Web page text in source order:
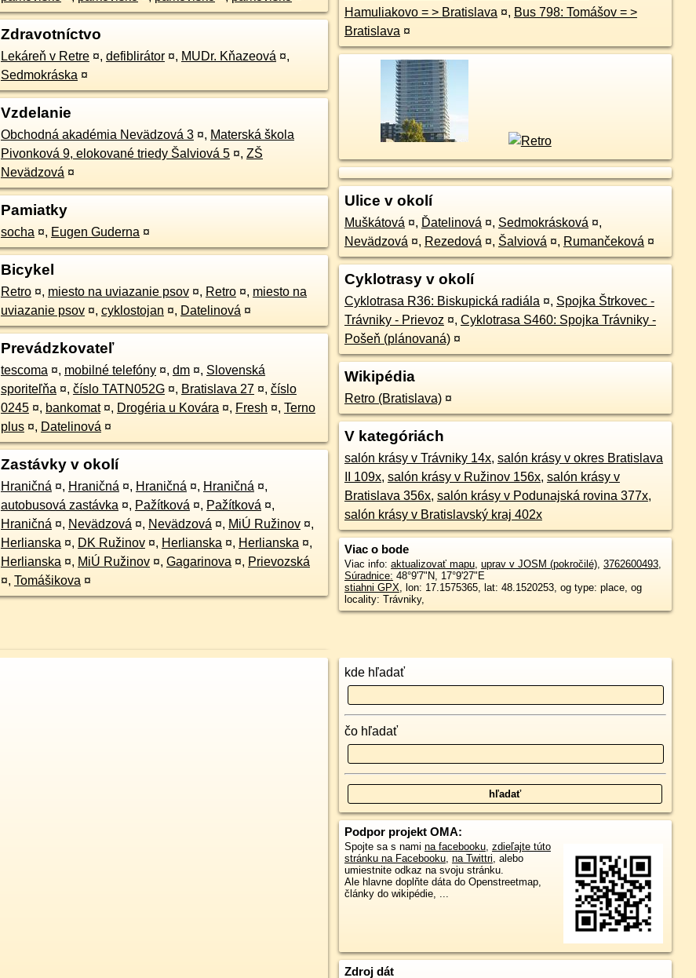
Zdravotníctvo
Lekáreň v Retre ¤, defiblirátor ¤, MUDr. Kňazeová ¤,
Sedmokráska ¤
Vzdelanie
Obchodná akadémia Nevädzová 3 ¤, Materská škola
Pivonková 9, elokované triedy Šalviová 5 ¤, ZŠ
Nevädzová ¤
Pamiatky
socha ¤, Eugen Guderna ¤
Bicykel
Retro ¤, miesto na uviazanie psov ¤, Retro ¤, miesto na
uviazanie psov ¤, cyklostojan ¤, Datelinová ¤
Prevádzkovateľ
tescoma ¤, mobilné telefóny ¤, dm ¤, Slovenská
sporiteľňa ¤, číslo TATN052G ¤, Bratislava 27 ¤, číslo
0245 ¤, bankomat ¤, Drogéria u Kovára ¤, Fresh ¤, Terno
plus ¤, Datelinová ¤
Zastávky v okolí
Hraničná ¤, Hraničná ¤, Hraničná ¤, Hraničná ¤,
autobusová zastávka ¤, Pažítková ¤, Pažítková ¤,
Hraničná ¤, Nevädzová ¤, Nevädzová ¤, MiÚ Ružinov ¤,
Herlianska ¤, DK Ružinov ¤, Herlianska ¤, Herlianska ¤,
Herlianska ¤, MiÚ Ružinov ¤, Gagarinova ¤, Prievozská
¤, Tomášikova ¤
Hamuliakovo = > Bratislava ¤, Bus 798: Tomášov = >
Bratislava ¤
Ulice v okolí
Muškátová ¤, Ďatelinová ¤, Sedmokrásková ¤,
Nevädzová ¤, Rezedová ¤, Šalviová ¤, Rumančeková ¤
Cyklotrasy v okolí
Cyklotrasa R36: Biskupická radiála ¤, Spojka Štrkovec -
Trávniky - Prievoz ¤, Cyklotrasa S460: Spojka Trávniky -
Pošeň (plánovaná) ¤
Wikipédia
Retro (Bratislava) ¤
V kategóriách
salón krásy v Trávniky 14x, salón krásy v okres Bratislava
II 109x, salón krásy v Ružinov 156x, salón krásy v
Bratislava 356x, salón krásy v Podunajská rovina 377x,
salón krásy v Bratislavský kraj 402x
Viac o bode
Viac info: aktualizovať mapu, uprav v JOSM (pokročilé), 3762600493,
Súradnice: 48°9'7"N, 17°9'27"E
stiahni GPX, lon: 17.1575365, lat: 48.1520253, og type: place, og
locality: Trávniky,
kde hľadať
čo hľadať
Podpor projekt OMA:
Spojte sa s nami na facebooku, zdieľajte túto
stránku na Facebooku, na Twittri, alebo
umiestnite odkaz na svoju stránku.
Ale hlavne doplňte dáta do Openstreetmap,
články do wikipédie, ...
Zdroj dát